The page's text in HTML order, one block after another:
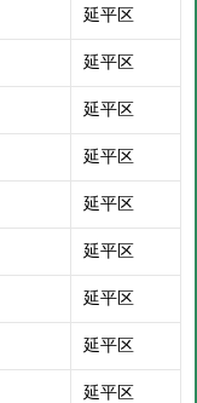
延平区
延平区
延平区
延平区
延平区
延平区
延平区
延平区
延平区